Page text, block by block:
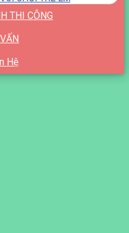
THI CÔNG
Hệ